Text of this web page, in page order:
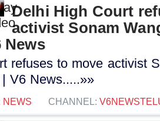
Delhi High Court
activist Sonam
News
refuses to move activist
V6 News.....»»
NEWS CHANNEL: